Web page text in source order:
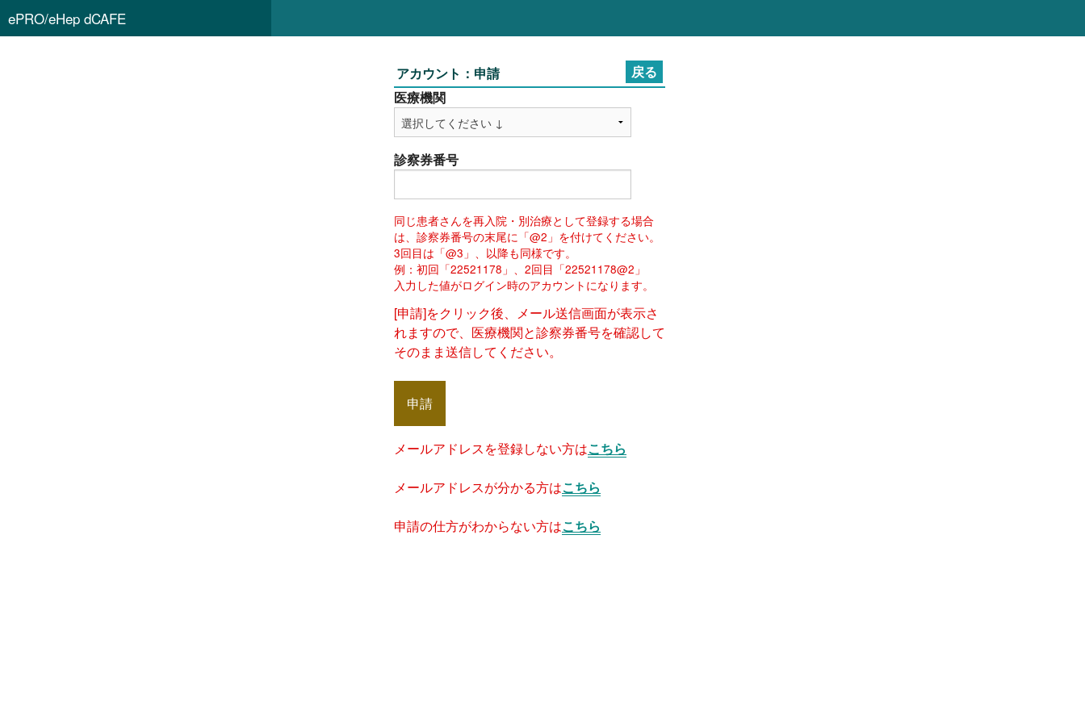
ePRO/eHep dCAFE
医療機関
診察券番号
同じ患者さんを再入院・別治療として登録する場合
は、診察券番号の末尾に「@2」を付けてください。
3回目は「@3」、以降も同様です。
例：初回「22521178」、2回目「22521178@2」
入力した値がログイン時のアカウントになります。
[申請]をクリック後、メール送信画面が表示さ
れますので、医療機関と診察券番号を確認して
そのまま送信してください。
申請
メールアドレスを登録しない方はこちら
メールアドレスが分かる方はこちら
申請の仕方がわからない方はこちら